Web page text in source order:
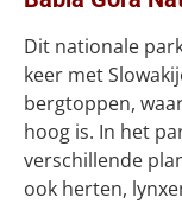
Dit nationale
keer met
bergtoppen,
hoog is. In het
verschillende
ook herten,